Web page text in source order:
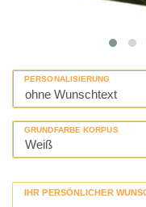
PERSONALISIERUNG
GRUNDFARBE KORPUS
IHR PERSÖNLICHER